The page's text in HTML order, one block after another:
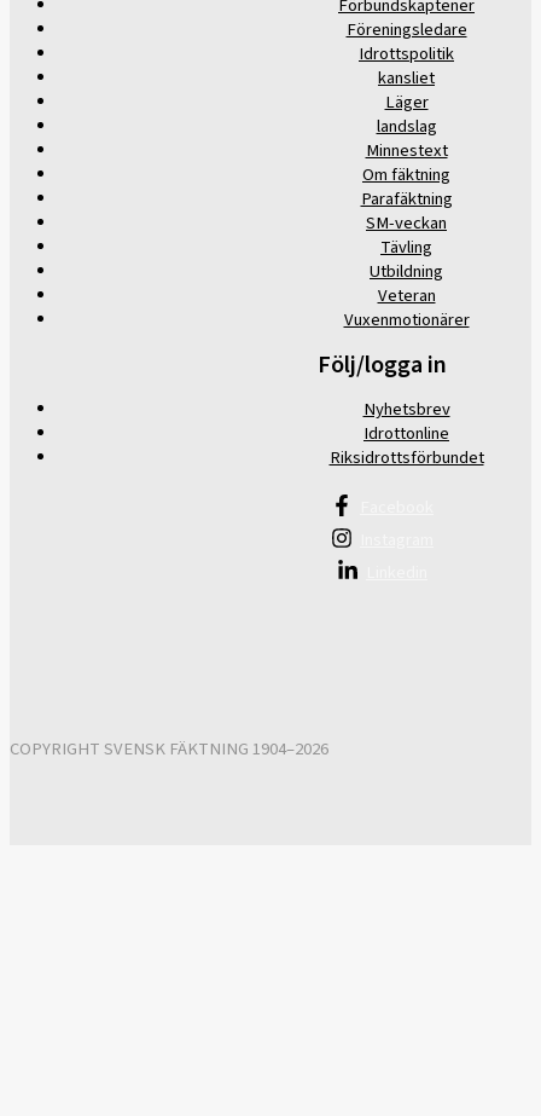
Förbundskaptener
Föreningsledare
Idrottspolitik
kansliet
Läger
landslag
Minnestext
Om fäktning
Parafäktning
SM-veckan
Tävling
Utbildning
Veteran
Vuxenmotionärer
Följ/logga in
Nyhetsbrev
Idrottonline
Riksidrottsförbundet
COPYRIGHT SVENSK FÄKTNING 1904–2026